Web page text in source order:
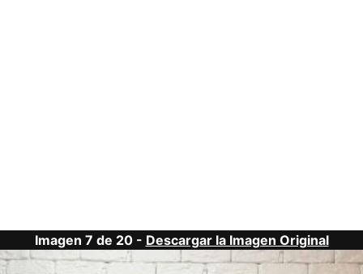
Imagen 7 de 20 - Descargar la Imagen Original